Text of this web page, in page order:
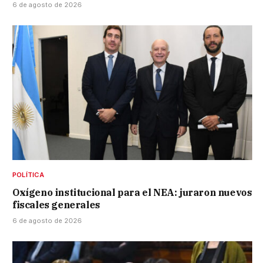
6 de agosto de 2026
POLÍTICA
Oxígeno institucional para el NEA: juraron nuevos
fiscales generales
6 de agosto de 2026